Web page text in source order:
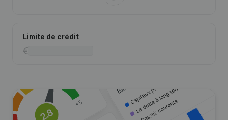
Limite de crédit